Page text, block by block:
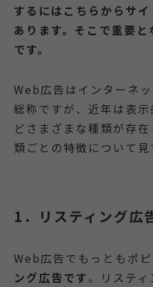
するにはこちらからサ
あります。そこで重要
です。
Web広告はインターネ
総称ですが、近年は表
どさまざまな種類が存
類ごとの特徴について見
1．リスティング広
Web広告でもっともポ
ング広告です。リステ